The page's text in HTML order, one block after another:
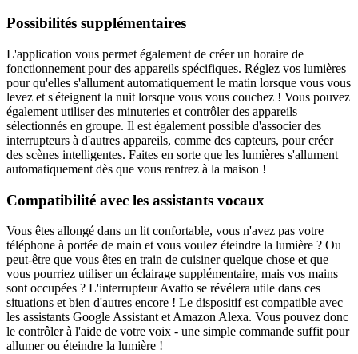
Possibilités supplémentaires
L'application vous permet également de créer un horaire de
fonctionnement pour des appareils spécifiques. Réglez vos lumières
pour qu'elles s'allument automatiquement le matin lorsque vous vous
levez et s'éteignent la nuit lorsque vous vous couchez ! Vous pouvez
également utiliser des minuteries et contrôler des appareils
sélectionnés en groupe. Il est également possible d'associer des
interrupteurs à d'autres appareils, comme des capteurs, pour créer
des scènes intelligentes. Faites en sorte que les lumières s'allument
automatiquement dès que vous rentrez à la maison !
Compatibilité avec les assistants vocaux
Vous êtes allongé dans un lit confortable, vous n'avez pas votre
téléphone à portée de main et vous voulez éteindre la lumière ? Ou
peut-être que vous êtes en train de cuisiner quelque chose et que
vous pourriez utiliser un éclairage supplémentaire, mais vos mains
sont occupées ? L'interrupteur Avatto se révélera utile dans ces
situations et bien d'autres encore ! Le dispositif est compatible avec
les assistants Google Assistant et Amazon Alexa. Vous pouvez donc
le contrôler à l'aide de votre voix - une simple commande suffit pour
allumer ou éteindre la lumière !